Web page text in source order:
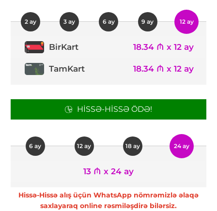
2 ay 3 ay 6 ay 9 ay 12 ay
BirKart 18.34 ₼ x 12 ay
TamKart 18.34 ₼ x 12 ay
HISSƏ-HISSƏ ÖDƏ!
6 ay 12 ay 18 ay 24 ay
13 ₼ x 24 ay
Hissə-Hissə alış üçün WhatsApp nömrəmizlə əlaqə
saxlayaraq online rəsmiləşdirə bilərsiz.